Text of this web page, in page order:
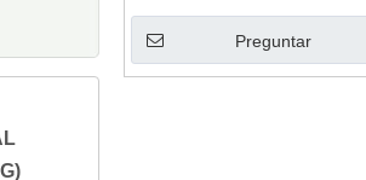
impresora L-3
Preguntar